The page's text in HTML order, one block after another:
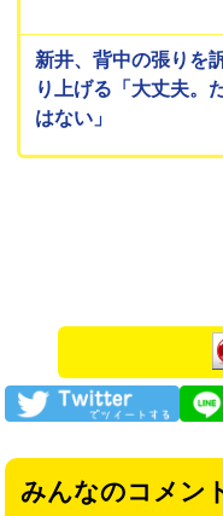
新井、背中の張りを
り上げる「大丈夫。
はない」
みんなのコメン